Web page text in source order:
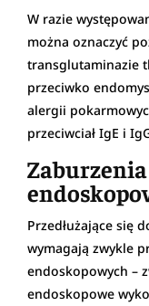
W razie
można oznaczyć
transglutaminazie
przeciwko
alergii
przeciwciał IgE i
Przedłużające się
wymagają zwykle
endoskopowych –
endoskopowe